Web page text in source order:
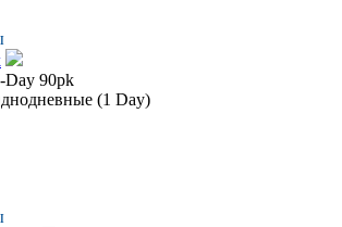
Day 90pk
(1 Day)